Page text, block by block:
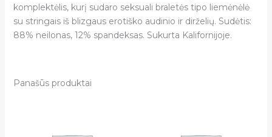
komplektėlis, kurį sudaro seksuali braletės tipo liemėnėlė
su stringais iš blizgaus erotiško audinio ir dirželių. Sudėtis:
88% neilonas, 12% spandeksas. Sukurta Kalifornijoje.
Panašūs produktai